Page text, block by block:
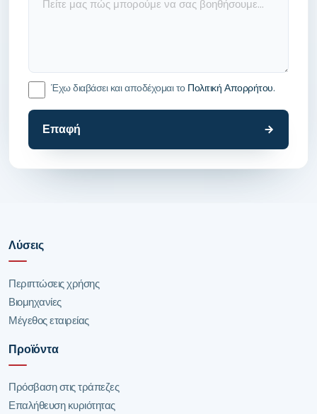
Έχω διαβάσει και αποδέχομαι το Πολιτική Απορρήτου.
Επαφή
Λύσεις
Περιπτώσεις χρήσης
Βιομηχανίες
Μέγεθος εταιρείας
Προϊόντα
Πρόσβαση στις τράπεζες
Επαλήθευση κυριότητας